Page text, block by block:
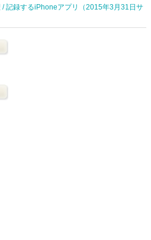
/ 記録するiPhoneアプリ（2015年3月31日サ